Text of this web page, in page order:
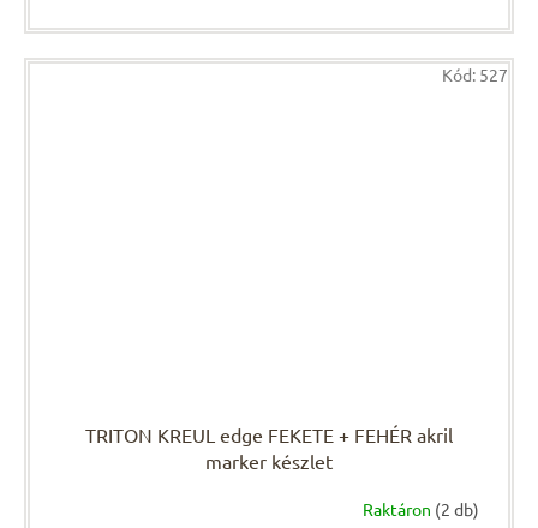
TRITON KREUL edge FEKETE + FEHÉR akril
marker készlet
Raktáron (2 db)
Kód: 527